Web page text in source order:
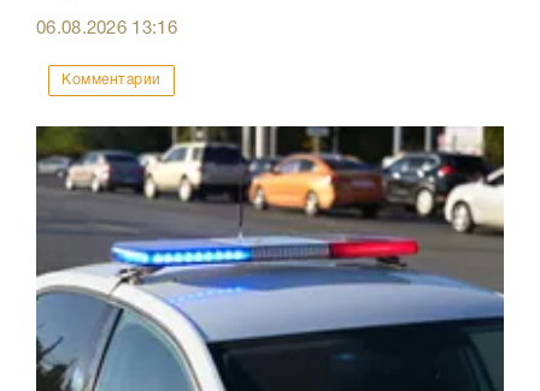
06.08.2026 13:16
Комментарии